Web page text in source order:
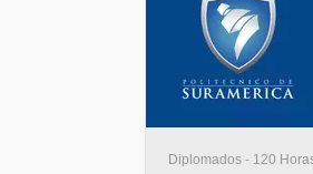
Diplomados - 120